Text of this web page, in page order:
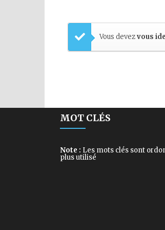
Vous devezvous
MOT CLÉS
Note : Les mots clés sont
plus utilisé